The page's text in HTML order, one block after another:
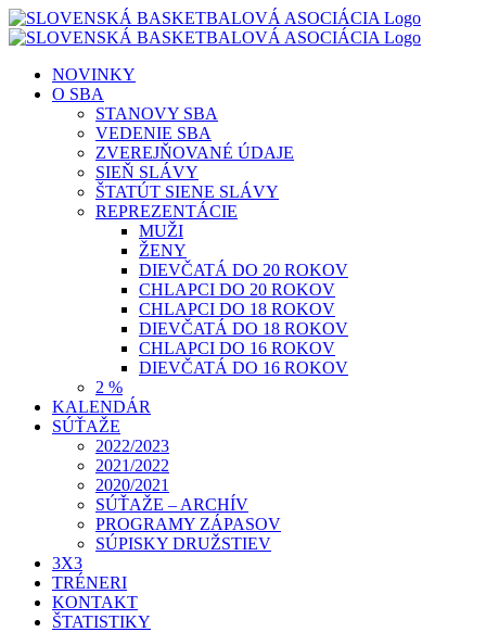
Skip
to
NOVINKY
O SBA
STANOVY SBA
VEDENIE SBA
ZVEREJŇOVANÉ ÚDAJE
SIEŇ SLÁVY
ŠTATÚT SIENE SLÁVY
REPREZENTÁCIE
MUŽI
ŽENY
DIEVČATÁ DO 20 ROKOV
CHLAPCI DO 20 ROKOV
CHLAPCI DO 18 ROKOV
DIEVČATÁ DO 18 ROKOV
CHLAPCI DO 16 ROKOV
DIEVČATÁ DO 16 ROKOV
2 %
KALENDÁR
SÚŤAŽE
2022/2023
2021/2022
2020/2021
SÚŤAŽE – ARCHÍV
PROGRAMY ZÁPASOV
SÚPISKY DRUŽSTIEV
3X3
TRÉNERI
KONTAKT
ŠTATISTIKY